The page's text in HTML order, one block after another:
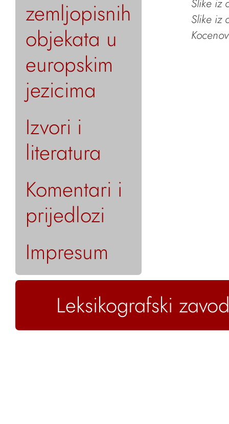
zemljopisnih
objekata u
europskim
jezicima
Izvori i
literatura
Komentari i
prijedlozi
Impresum
Slike iz
Slike iz
Leksikografski